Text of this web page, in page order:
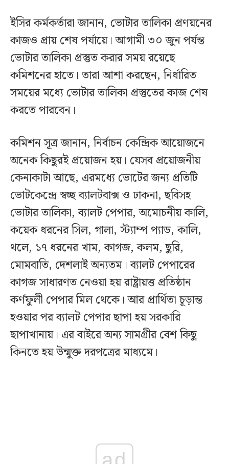
ইসির কর্মকর্তারা জানান, ভোটার তালিকা প্রণয়নের
কাজও প্রায় শেষ পর্যায়ে। আগামী ৩০ জুন পর্যন্ত
ভোটার তালিকা প্রস্তুত করার সময় রয়েছে
কমিশনের হাতে। তারা আশা করছেন, নির্ধারিত
সময়ের মধ্যে ভোটার তালিকা প্রস্তুতের কাজ শেষ
করতে পারবেন।
কমিশন সূত্র জানান, নির্বাচন কেন্দ্রিক আয়োজনে
অনেক কিছুরই প্রয়োজন হয়। যেসব প্রয়োজনীয়
কেনাকাটা আছে, এরমধ্যে ভোটের জন্য প্রতিটি
ভোটকেন্দ্রে স্বচ্ছ ব্যালটবাক্স ও ঢাকনা, ছবিসহ
ভোটার তালিকা, ব্যালট পেপার, অমোচনীয় কালি,
কয়েক ধরনের সিল, গালা, স্ট্যাম্প প্যাড, কালি,
থলে, ১৭ ধরনের খাম, কাগজ, কলম, ছুরি,
মোমবাতি, দেশলাই অন্যতম। ব্যালট পেপারের
কাগজ সাধারণত নেওয়া হয় রাষ্ট্রায়ত্ত প্রতিষ্ঠান
কর্ণফুলী পেপার মিল থেকে। আর প্রার্থিতা চূড়ান্ত
হওয়ার পর ব্যালট পেপার ছাপা হয় সরকারি
ছাপাখানায়। এর বাইরে অন্য সামগ্রীর বেশ কিছু
কিনতে হয় উন্মুক্ত দরপত্রের মাধ্যমে।